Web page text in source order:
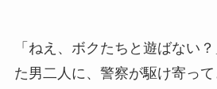
「ねえ、ボクたちと遊ばない
た男二人に、警察が駆け寄っ